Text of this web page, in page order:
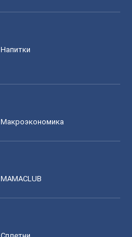
Напитки
Mакроэкономика
MAMACLUB